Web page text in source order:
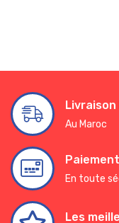
Au Maroc
En toute
Les